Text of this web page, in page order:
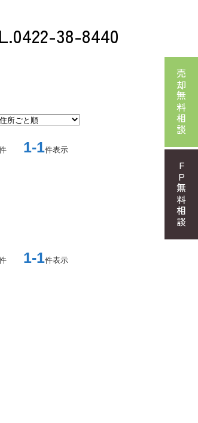
38-8440
1-1件表示
1-1件表示
売却無料相談
FP無料相談